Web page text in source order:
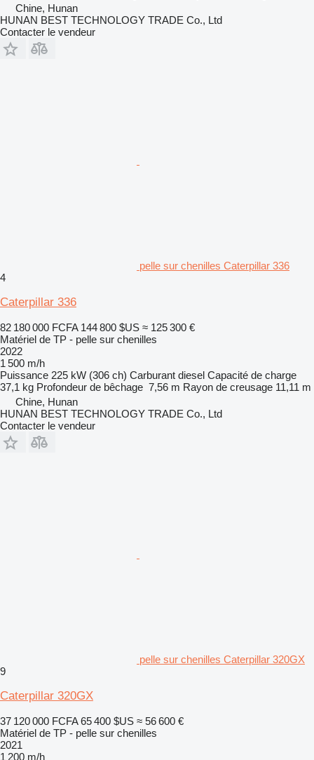
Chine, Hunan
HUNAN BEST TECHNOLOGY TRADE Co., Ltd
Contacter le vendeur
pelle sur chenilles Caterpillar 336
4
Caterpillar 336
82 180 000 FCFA 144 800 $US ≈ 125 300 €
Matériel de TP - pelle sur chenilles
2022
1 500 m/h
Puissance 225 kW (306 ch) Carburant diesel Capacité de charge
37,1 kg Profondeur de bêchage 7,56 m Rayon de creusage 11,11 m
Chine, Hunan
HUNAN BEST TECHNOLOGY TRADE Co., Ltd
Contacter le vendeur
pelle sur chenilles Caterpillar 320GX
9
Caterpillar 320GX
37 120 000 FCFA 65 400 $US ≈ 56 600 €
Matériel de TP - pelle sur chenilles
2021
1 200 m/h